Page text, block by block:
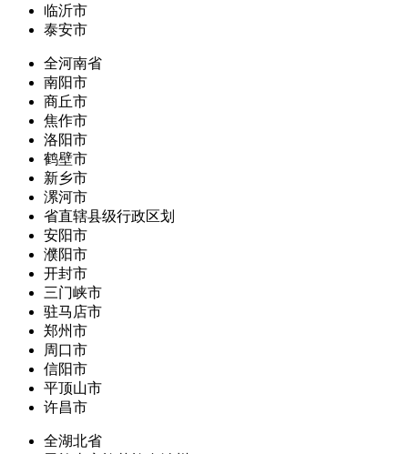
临沂市
泰安市
全河南省
南阳市
商丘市
焦作市
洛阳市
鹤壁市
新乡市
漯河市
省直辖县级行政区划
安阳市
濮阳市
开封市
三门峡市
驻马店市
郑州市
周口市
信阳市
平顶山市
许昌市
全湖北省